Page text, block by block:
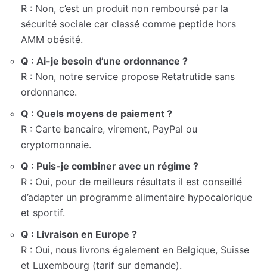
R : Non, c’est un produit non remboursé par la
sécurité sociale car classé comme peptide hors
AMM obésité.
Q : Ai-je besoin d’une ordonnance ?
R : Non, notre service propose Retatrutide sans
ordonnance.
Q : Quels moyens de paiement ?
R : Carte bancaire, virement, PayPal ou
cryptomonnaie.
Q : Puis-je combiner avec un régime ?
R : Oui, pour de meilleurs résultats il est conseillé
d’adapter un programme alimentaire hypocalorique
et sportif.
Q : Livraison en Europe ?
R : Oui, nous livrons également en Belgique, Suisse
et Luxembourg (tarif sur demande).